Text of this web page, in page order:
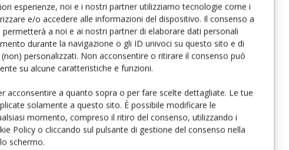
esperienze, noi e i nostri partner utilizziamo tecnologie come i
e/o accedere alle informazioni del dispositivo. Il consenso a
a noi e ai nostri partner di elaborare dati personali
durante la navigazione o gli ID univoci su questo sito e di
personalizzati. Non acconsentire o ritirare il consenso può
su alcune caratteristiche e funzioni.
acconsentire a quanto sopra o per fare scelte dettagliate. Le tue
solamente a questo sito. È possibile modificare le
momento, compreso il ritiro del consenso, utilizzando i
Policy o cliccando sul pulsante di gestione del consenso nella
schermo.